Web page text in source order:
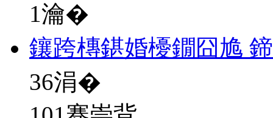
1瀹�
鑲跨槫鍖婚櫌鐗囧尯
36涓�